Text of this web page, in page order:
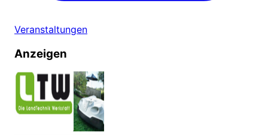
Veranstaltungen
Anzeigen